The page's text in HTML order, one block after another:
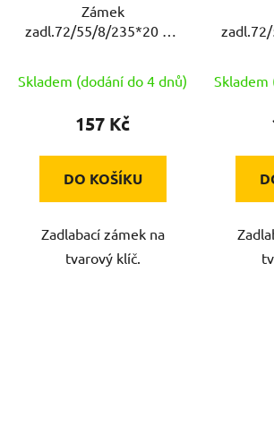
Zámek
zadl.72/55/8/235*20 BB
Skladem (dodání do 4 dnů)
157 Kč
DO KOŠÍKU
Zadlabací zámek na
tvarový klíč.
zadl.72/
Skladem